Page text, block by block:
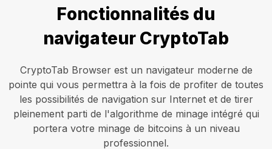
Fonctionnalités du
navigateur CryptoTab
CryptoTab Browser est un navigateur moderne de
pointe qui vous permettra à la fois de profiter de toutes
les possibilités de navigation sur Internet et de tirer
pleinement parti de l'algorithme de minage intégré qui
portera votre minage de bitcoins à un niveau
professionnel.